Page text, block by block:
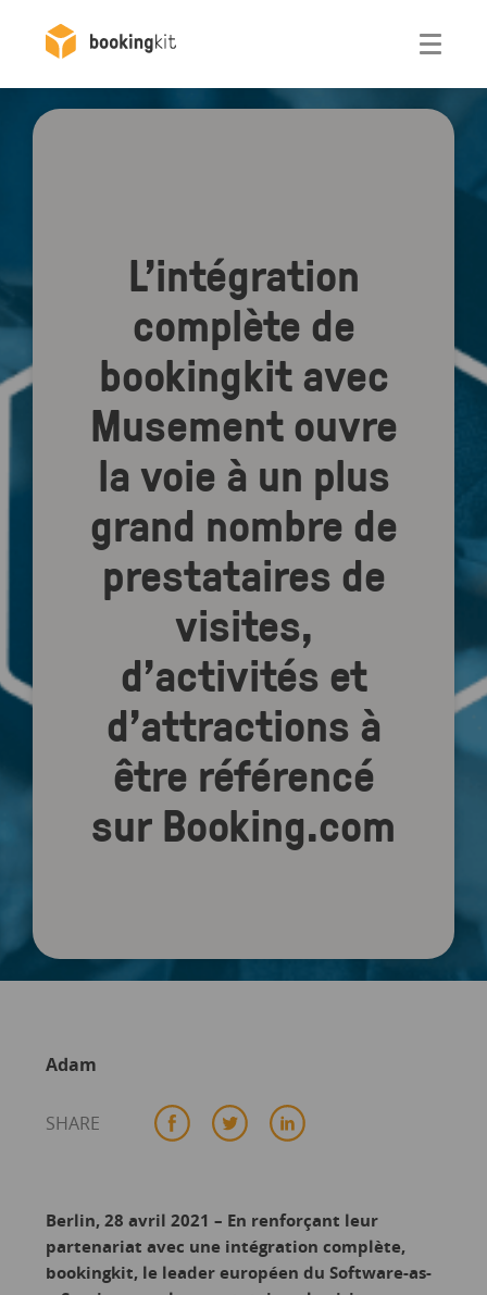
L’intégration
complète de
bookingkit avec
Musement ouvre
la voie à un plus
grand nombre de
prestataires de
visites,
d’activités et
d’attractions à
être référencé
sur Booking.com
Adam
SHARE
Berlin, 28 avril 2021 – En renforçant leur
partenariat avec une intégration complète,
bookingkit, le leader européen du Software-as-